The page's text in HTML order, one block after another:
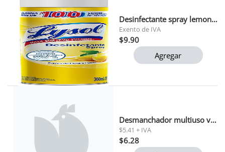
Desinfectante spray lemon breeze lysol 354 g.
Exento de IVA
$9.90
Agregar
Desmanchador multiuso vensol 500ml
$5.41 + IVA
$6.28